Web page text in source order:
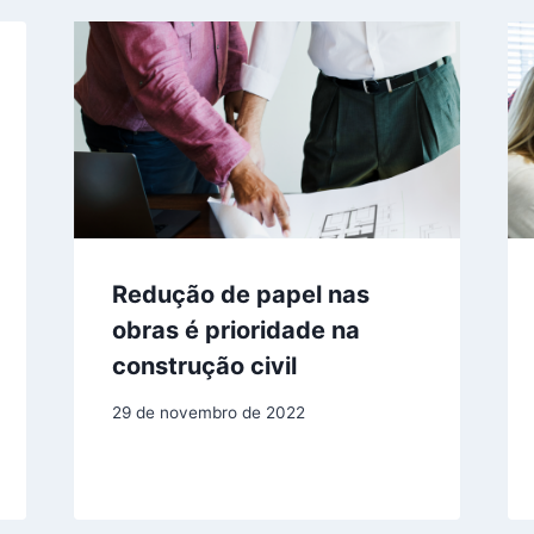
Redução de papel nas
obras é prioridade na
construção civil
29 de novembro de 2022